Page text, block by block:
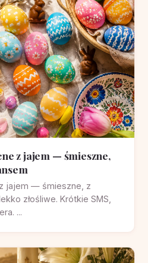
z jajem — śmieszne,
jajem — śmieszne, z
złośliwe. Krótkie SMS,
...